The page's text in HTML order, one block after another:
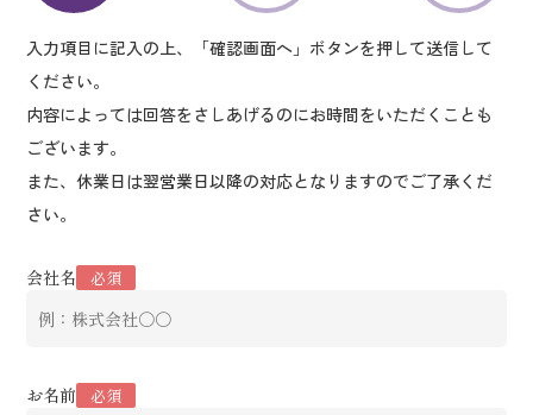
入力項目に記入の上、「確認画面へ」ボタンを押して送信して
ください。
内容によっては回答をさしあげるのにお時間をいただくことも
ございます。
また、休業日は翌営業日以降の対応となりますのでご了承くだ
さい。
会社名 必須
お名前 必須